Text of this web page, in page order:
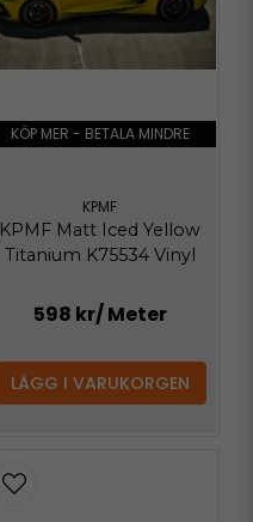
KÖP MER - BETALA MINDRE
KPMF
KPMF Matt Iced Yellow
Titanium K75534 Vinyl
598 kr/ Meter
LÄGG I VARUKORGEN